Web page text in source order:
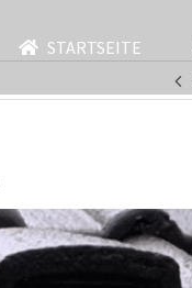
STARTSEITE